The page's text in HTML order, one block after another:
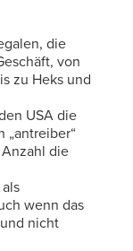
die
von
zu Heks und
USA die
„antreiber“
die
wenn das
nicht